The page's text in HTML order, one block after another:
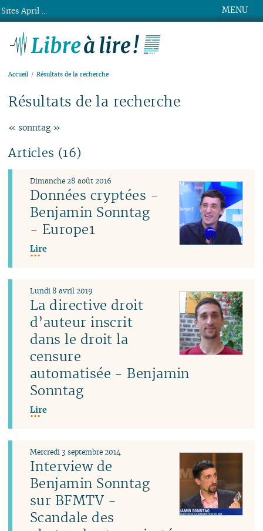
MENU
Accueil Résultats de la recherche
Résultats de la recherche
« sonntag »
Articles (16)
Données cryptées -
Benjamin Sonntag
- Europe1
Dimanche 28 août 2016
Lire
La directive droit
d’auteur inscrit
dans le droit la
censure
automatisée - Benjamin
Sonntag
Lundi 8 avril 2019
Lire
Interview de
Benjamin Sonntag
sur BFMTV -
Scandale des
Mercredi 3 septembre 2014
Sites April ...